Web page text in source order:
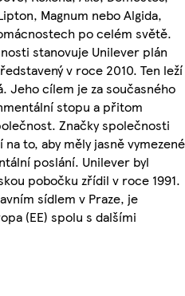
Magnum nebo Algida,
po celém světě.
stanovuje Unilever plán
v roce 2010. Ten leží
Jeho cílem je za současného
stopu a přitom
Značky společnosti
to, aby měly jasně vymezené
poslání. Unilever byl
pobočku zřídil v roce 1991.
sídlem v Praze, je
(EE) spolu s dalšími